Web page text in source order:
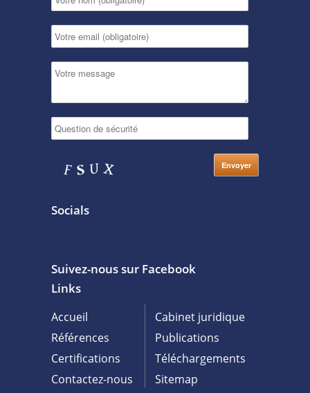
Socials
Suivez-nous sur Facebook
Links
Accueil
Cabinet juridique
Références
Publications
Certifications
Téléchargements
Contactez-nous
Sitemap